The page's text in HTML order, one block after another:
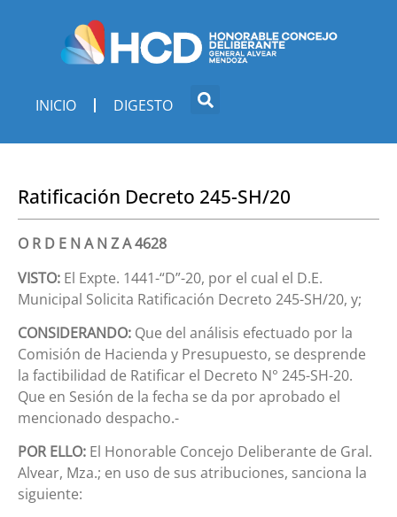
INICIO DIGESTO
Ratificación Decreto 245-SH/20
O R D E N A N Z A 4628
VISTO: El Expte. 1441-“D”-20, por el cual el D.E.
Municipal Solicita Ratificación Decreto 245-SH/20, y;
CONSIDERANDO: Que del análisis efectuado por la
Comisión de Hacienda y Presupuesto, se desprende
la factibilidad de Ratificar el Decreto N° 245-SH-20.
Que en Sesión de la fecha se da por aprobado el
mencionado despacho.-
POR ELLO: El Honorable Concejo Deliberante de Gral.
Alvear, Mza.; en uso de sus atribuciones, sanciona la
siguiente: